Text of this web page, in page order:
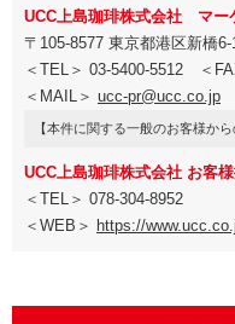
UCC上島珈琲株式会社 マー
〒105-8577 東京都港区新橋
＜TEL＞ 03-5400-5512 ＜
＜MAIL＞ ucc-pr@ucc.co.jp
【本件に関する一般のお客様か
UCC上島珈琲株式会社 お客
＜TEL＞ 078-304-8952
＜WEB＞ https://